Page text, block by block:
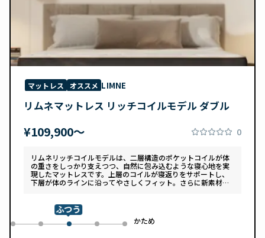
マットレス オススメ LIMNE
リムネマットレス リッチコイルモデル ダブル
¥109,900〜 0
リムネリッチコイルモデルは、二層構造のポケットコイルが体
の重さをしっかり支えつつ、自然に包み込むような寝心地を実
現したマットレスです。上層のコイルが寝返りをサポートし、
下層が体のラインに沿ってやさしくフィット。さらに新素材
ンで、カバーは自宅で洗濯可能。清潔さと快適さの両方を追求
した一枚です。
0 1 2
ふつう
3 かため
4